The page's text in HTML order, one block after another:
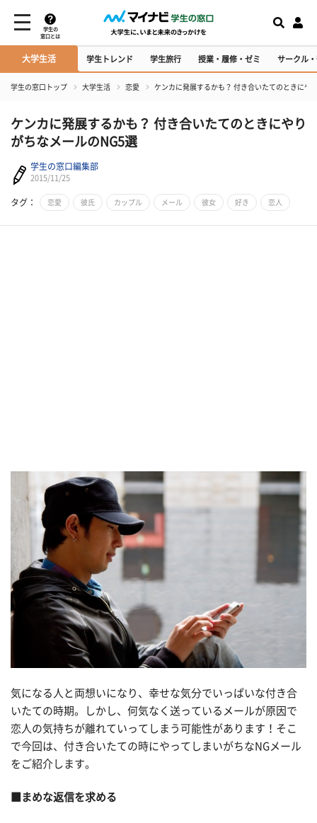
学生の
窓口とは
大学生活 学生トレンド 学生旅行 授業・履修・ゼミ サークル
学生の窓口トップ 大学生活 恋愛 ケンカに発展するかも？ 付き合いたてのときにや
ケンカに発展するかも？ 付き合いたてのときにやり
がちなメールのNG5選
学生の窓口編集部
2015/11/25
タグ： 恋愛 彼氏 カップル メール 彼女 好き 恋人
気になる人と両想いになり、幸せな気分でいっぱいな付き合
いたての時期。しかし、何気なく送っているメールが原因で
恋人の気持ちが離れていってしまう可能性があります！そこ
で今回は、付き合いたての時にやってしまいがちなNGメール
をご紹介します。
■まめな返信を求める